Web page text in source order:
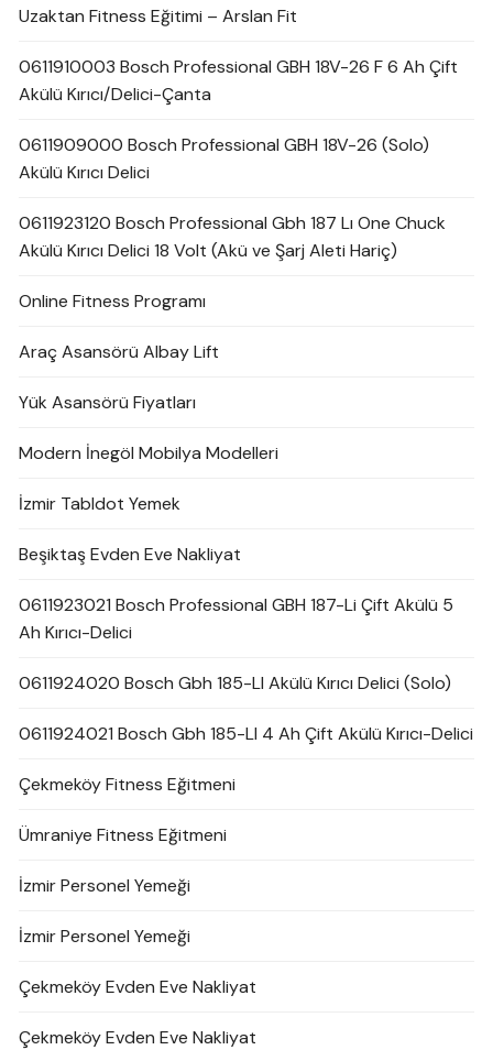
Uzaktan Fitness Eğitimi – Arslan Fit
0611910003 Bosch Professional GBH 18V-26 F 6 Ah Çift
Akülü Kırıcı/Delici-Çanta
0611909000 Bosch Professional GBH 18V-26 (Solo)
Akülü Kırıcı Delici
0611923120 Bosch Professional Gbh 187 Lı One Chuck
Akülü Kırıcı Delici 18 Volt (Akü ve Şarj Aleti Hariç)
Online Fitness Programı
Araç Asansörü Albay Lift
Yük Asansörü Fiyatları
Modern İnegöl Mobilya Modelleri
İzmir Tabldot Yemek
Beşiktaş Evden Eve Nakliyat
0611923021 Bosch Professional GBH 187-Li Çift Akülü 5
Ah Kırıcı-Delici
0611924020 Bosch Gbh 185-LI Akülü Kırıcı Delici (Solo)
0611924021 Bosch Gbh 185-LI 4 Ah Çift Akülü Kırıcı-Delici
Çekmeköy Fitness Eğitmeni
Ümraniye Fitness Eğitmeni
İzmir Personel Yemeği
İzmir Personel Yemeği
Çekmeköy Evden Eve Nakliyat
Çekmeköy Evden Eve Nakliyat